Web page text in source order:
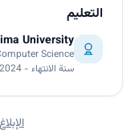
التعليم
University
Science
سنة الانتهاء - 2024